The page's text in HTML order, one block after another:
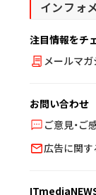
インフォ
注目情報をチ
メールマガ
お問い合わせ
ご意見・ご
広告に関